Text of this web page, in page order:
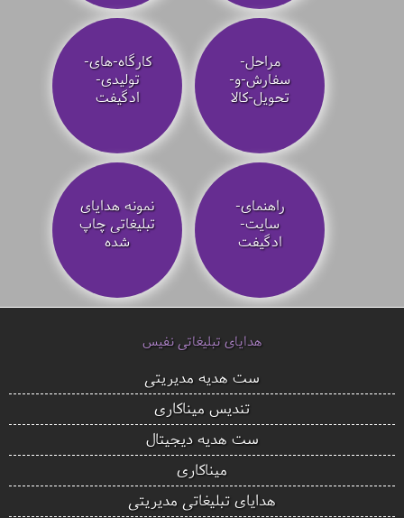
مراحل-
سفارش-و-
تحویل-کالا
کارگاه-های-
تولیدی-
ادگیفت
راهنمای-
سایت-
ادگیفت
نمونه هدایای
تبلیغاتی چاپ
شده
هدایای تبلیغاتی نفیس
ست هدیه مدیریتی
تندیس میناکاری
ست هدیه دیجیتال
میناکاری
هدایای تبلیغاتی مدیریتی